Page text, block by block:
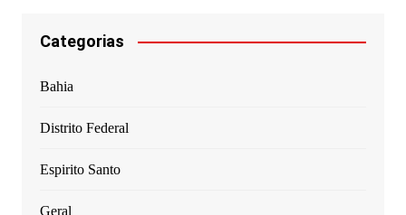
Categorias
Bahia
Distrito Federal
Espirito Santo
Geral